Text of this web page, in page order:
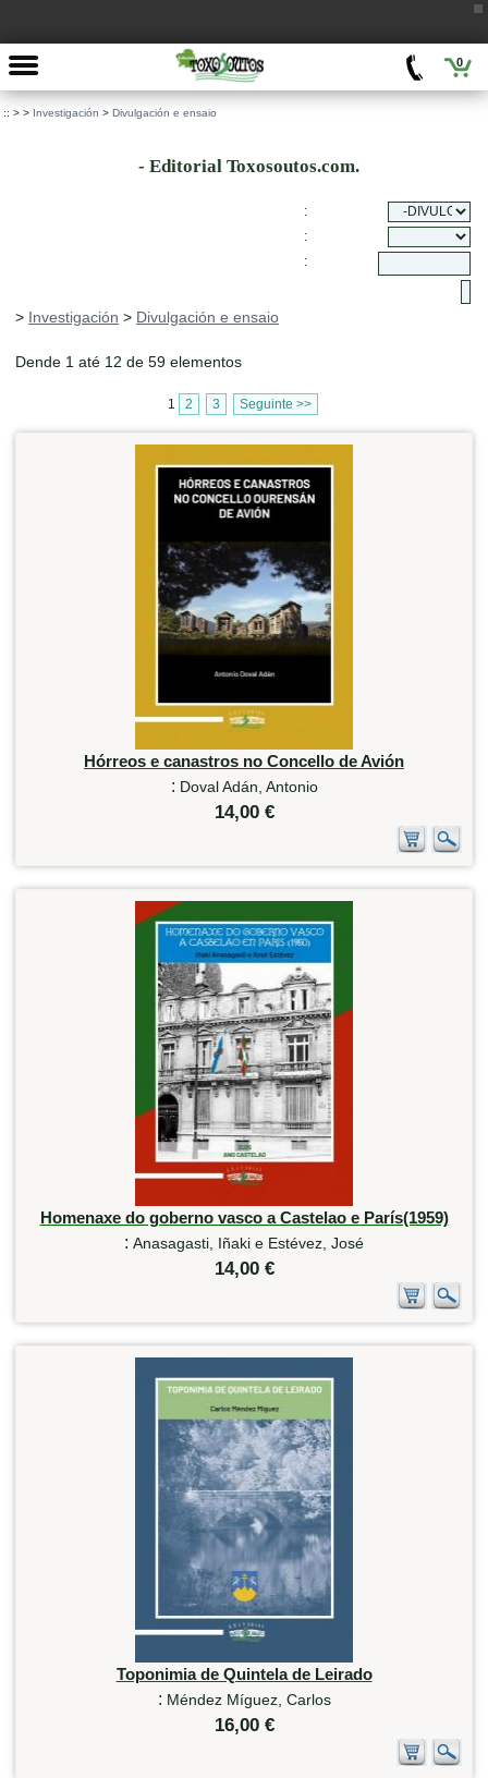
0
:: > > Investigación > Divulgación e ensaio
- Editorial Toxosoutos.com.
:
:
:
> Investigación > Divulgación e ensaio
Dende 1 até 12 de 59 elementos
1 2 3 Seguinte >>
Hórreos e canastros no Concello de Avión
: Doval Adán, Antonio
14,00 €
Homenaxe do goberno vasco a Castelao e París(1959)
: Anasagasti, Iñaki e Estévez, José
14,00 €
Toponimia de Quintela de Leirado
: Méndez Míguez, Carlos
16,00 €